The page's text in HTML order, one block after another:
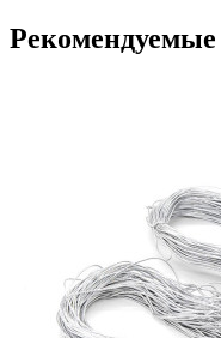
Рекомендуемые